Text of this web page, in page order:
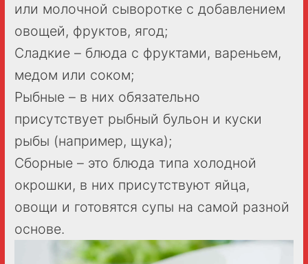
или молочной сыворотке с добавлением
овощей, фруктов, ягод;
Сладкие – блюда с фруктами, вареньем,
медом или соком;
Рыбные – в них обязательно
присутствует рыбный бульон и куски
рыбы (например, щука);
Сборные – это блюда типа холодной
окрошки, в них присутствуют яйца,
овощи и готовятся супы на самой разной
основе.